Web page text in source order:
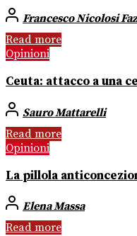
Francesco Nicolosi
Read more
Opinioni
Ceuta: attacco a una
Sauro Mattarelli
Read more
Opinioni
La pillola
Elena Massa
Read more